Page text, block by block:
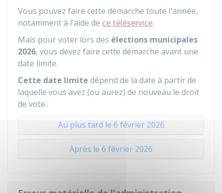
Vous pouvez faire cette démarche toute l'année,
notamment à l'aide de ce téléservice.
Mais pour voter lors des élections municipales
2026, vous devez faire cette démarche avant une
date limite.
Cette date limite dépend de la date à partir de
laquelle vous avez (ou aurez) de nouveau le droit
de vote :
Au plus tard le 6 février 2026
Après le 6 février 2026